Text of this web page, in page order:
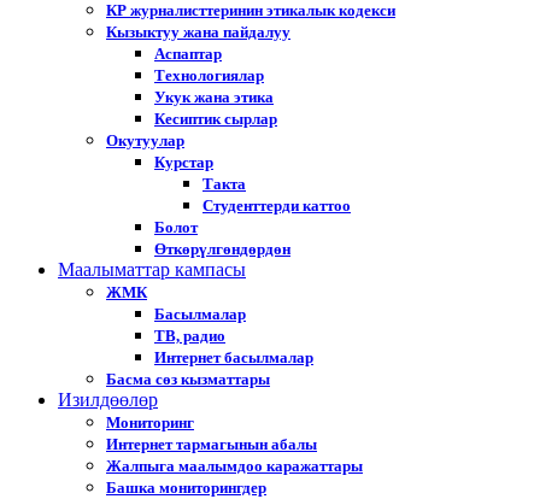
КР журналисттеринин этикалык кодекси
Кызыктуу жана пайдалуу
Аспаптар
Технологиялар
Укук жана этика
Кесиптик сырлар
Окутуулар
Курстар
Такта
Студенттерди каттоо
Болот
Өткөрүлгөндөрдөн
Маалыматтар кампасы
ЖМК
Басылмалар
ТВ, радио
Интернет басылмалар
Басма сөз кызматтары
Изилдөөлөр
Мониторинг
Интернет тармагынын абалы
Жалпыга маалымдоо каражаттары
Башка мониторингдер